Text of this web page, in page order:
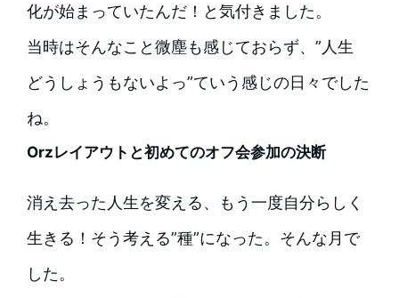
化が始まっていたんだ！と気付きました。
当時はそんなこと微塵も感じておらず、”人生
どうしょうもないよっ”ていう感じの日々でした
ね。
Orzレイアウトと初めてのオフ会参加の決断
消え去った人生を変える、もう一度自分らしく
生きる！そう考える”種”になった。そんな月で
した。